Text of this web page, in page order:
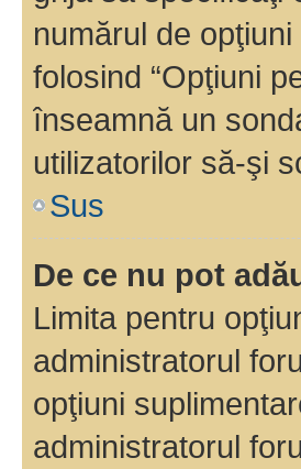
numărul de
folosind “Opţiuni
înseamnă un
utilizatorilor să-şi
Sus
De ce nu pot
Limita pentru
administratorul
opţiuni
administratorul